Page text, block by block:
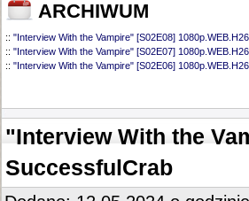
ARCHIWUM
:: "Interview With the Vampire" [S02E08]
:: "Interview With the Vampire" [S02E07]
:: "Interview With the Vampire" [S02E06]
::"Interview With the Vampire" [S02E03]
::"Interview With the Vampire" [S02E01]
::"Interview with the Vampire" [S01E07] 720p.WEB.H264-
"Interview with the Vampire" [S01E06] 720p.WEB.H264-
::"Interview with the Vampire" [S01E05] 720p.WEB.H264-
::"Interview with the Vampire" [S01E04] 720p.WEB.h264-
"Interview with the Vampire" [S01E03] 720p.WEB.h264-
"Interview With the
SuccessfulCrab